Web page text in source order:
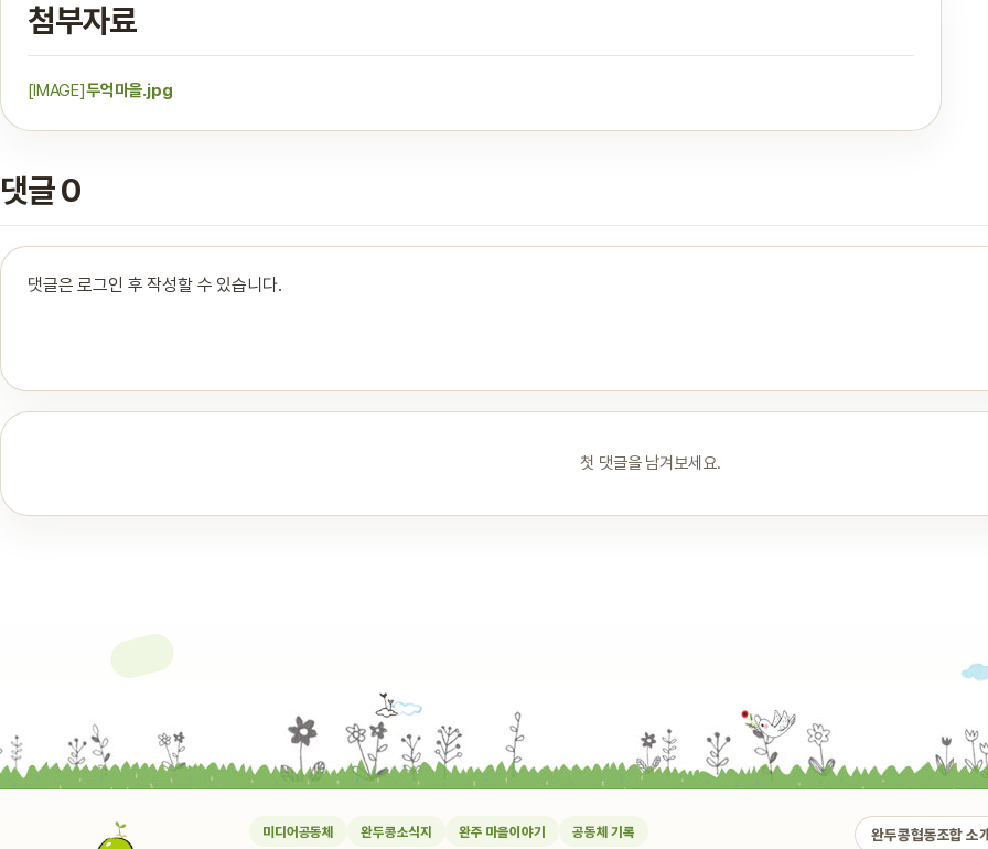
첨부자료
[IMAGE]두억마을.jpg
댓글 0
댓글은 로그인 후 작성할 수 있습니다.
첫 댓글을 남겨보세요.
미디어공동체 완두콩소식지 완주 마을이야기 공동체 기록 완두콩협동조합 소